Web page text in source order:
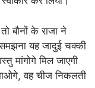
बौनों के राजा ने
यह जादुई चक्की
मांगोगे मिल जाएगी
वह चीज निकलती